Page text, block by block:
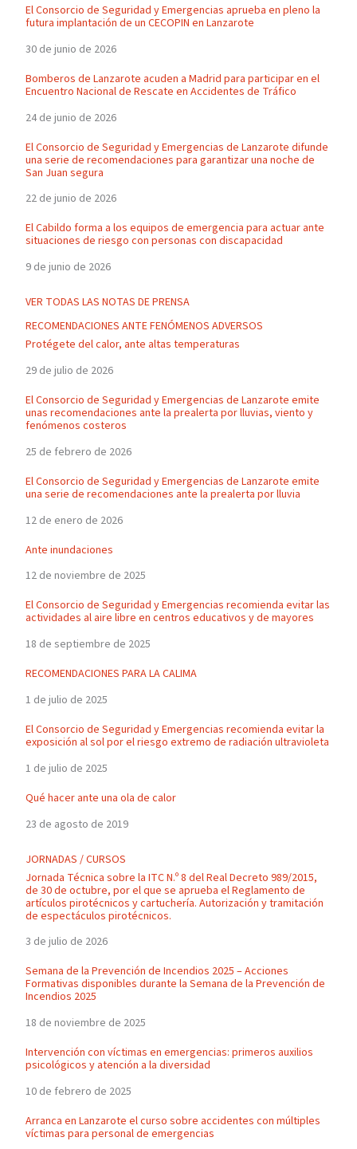
El Consorcio de Seguridad y Emergencias aprueba en pleno la
futura implantación de un CECOPIN en Lanzarote
30 de junio de 2026
Bomberos de Lanzarote acuden a Madrid para participar en el
Encuentro Nacional de Rescate en Accidentes de Tráfico
24 de junio de 2026
El Consorcio de Seguridad y Emergencias de Lanzarote difunde
una serie de recomendaciones para garantizar una noche de
San Juan segura
22 de junio de 2026
El Cabildo forma a los equipos de emergencia para actuar ante
situaciones de riesgo con personas con discapacidad
9 de junio de 2026
VER TODAS LAS NOTAS DE PRENSA
RECOMENDACIONES ANTE FENÓMENOS ADVERSOS
Protégete del calor, ante altas temperaturas
29 de julio de 2026
El Consorcio de Seguridad y Emergencias de Lanzarote emite
unas recomendaciones ante la prealerta por lluvias, viento y
fenómenos costeros
25 de febrero de 2026
El Consorcio de Seguridad y Emergencias de Lanzarote emite
una serie de recomendaciones ante la prealerta por lluvia
12 de enero de 2026
Ante inundaciones
12 de noviembre de 2025
El Consorcio de Seguridad y Emergencias recomienda evitar las
actividades al aire libre en centros educativos y de mayores
18 de septiembre de 2025
RECOMENDACIONES PARA LA CALIMA
1 de julio de 2025
El Consorcio de Seguridad y Emergencias recomienda evitar la
exposición al sol por el riesgo extremo de radiación ultravioleta
1 de julio de 2025
Qué hacer ante una ola de calor
23 de agosto de 2019
JORNADAS / CURSOS
Jornada Técnica sobre la ITC N.º 8 del Real Decreto 989/2015,
de 30 de octubre, por el que se aprueba el Reglamento de
artículos pirotécnicos y cartuchería. Autorización y tramitación
de espectáculos pirotécnicos.
3 de julio de 2026
Semana de la Prevención de Incendios 2025 – Acciones
Formativas disponibles durante la Semana de la Prevención de
Incendios 2025
18 de noviembre de 2025
Intervención con víctimas en emergencias: primeros auxilios
psicológicos y atención a la diversidad
10 de febrero de 2025
Arranca en Lanzarote el curso sobre accidentes con múltiples
víctimas para personal de emergencias